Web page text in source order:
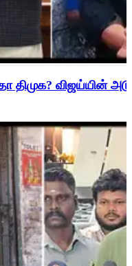
திமுக? விஜய்யின்